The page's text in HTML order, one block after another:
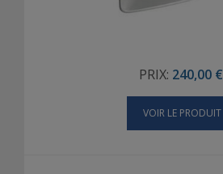
PRIX: 240,00 €
VOIR LE PRODUIT